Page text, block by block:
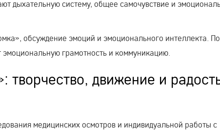
дыхательную систему, общее самочувствие и
обсуждение эмоций и эмоционального интеллекта.
эмоциональную грамотность и коммуникацию.
творчество, движение и
медицинских осмотров и индивидуальной работы с